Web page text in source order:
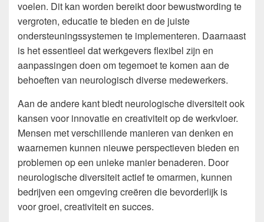
voelen. Dit kan worden bereikt door bewustwording te
vergroten, educatie te bieden en de juiste
ondersteuningssystemen te implementeren. Daarnaast
is het essentieel dat werkgevers flexibel zijn en
aanpassingen doen om tegemoet te komen aan de
behoeften van neurologisch diverse medewerkers.
Aan de andere kant biedt neurologische diversiteit ook
kansen voor innovatie en creativiteit op de werkvloer.
Mensen met verschillende manieren van denken en
waarnemen kunnen nieuwe perspectieven bieden en
problemen op een unieke manier benaderen. Door
neurologische diversiteit actief te omarmen, kunnen
bedrijven een omgeving creëren die bevorderlijk is
voor groei, creativiteit en succes.